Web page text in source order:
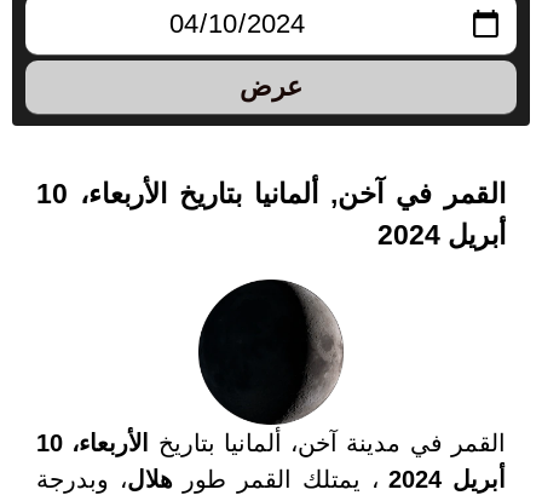
عرض
القمر في آخن, ألمانيا بتاريخ الأربعاء، 10
أبريل 2024
القمر في مدينة آخن، ألمانيا بتاريخ
الأربعاء، 10
أبريل 2024
، يمتلك القمر طورهلال، وبدرجة